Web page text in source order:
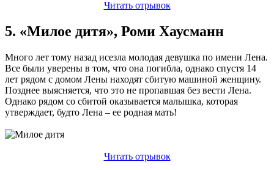
Читать отрывок
5. «Милое дитя», Роми Хаусманн
Много лет тому назад исезла молодая девушка по имени Лена.
Все были уверены в том, что она погибла, однако спустя 14
лет рядом с домом Лены находят сбитую машиной женщину.
Позднее выясняется, что это не пропавшая без вести Лена.
Однако рядом со сбитой оказывается малышка, которая
утверждает, будто Лена – ее родная мать!
Читать отрывок